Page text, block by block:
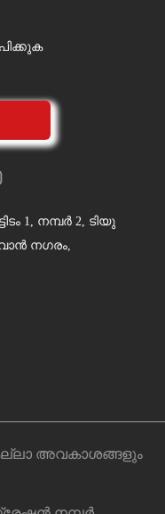
1, നമ്പർ 2, ടിയു
നഗരം,
എല്ലാ അവകാശങ്ങളും